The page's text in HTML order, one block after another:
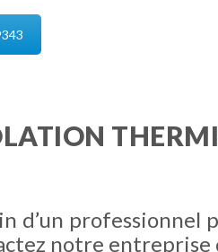
d’un professionnel
notre entreprise